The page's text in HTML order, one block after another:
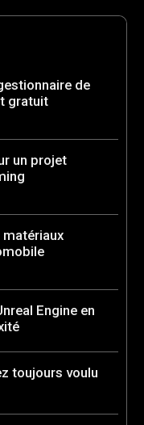
de
gratuit
un projet
Engine en
toujours voulu